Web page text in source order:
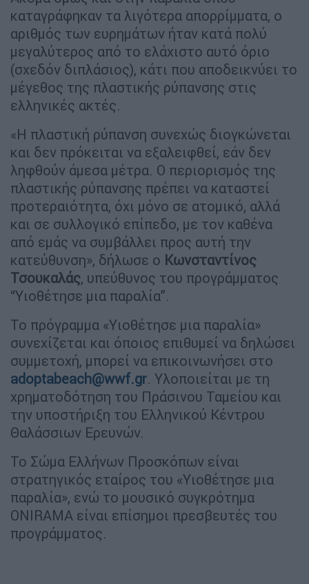
καταγράφηκαν τα λιγότερα απορρίμματα, ο
αριθμός των ευρημάτων ήταν κατά πολύ
μεγαλύτερος από το ελάχιστο αυτό όριο
(σχεδόν διπλάσιος), κάτι που αποδεικνύει το
μέγεθος της πλαστικής ρύπανσης στις
ελληνικές ακτές.
«Η πλαστική ρύπανση συνεχώς διογκώνεται
και δεν πρόκειται να εξαλειφθεί, εάν δεν
ληφθούν άμεσα μέτρα. Ο περιορισμός της
πλαστικής ρύπανσης πρέπει να καταστεί
προτεραιότητα, όχι μόνο σε ατομικό, αλλά
και σε συλλογικό επίπεδο, με τον καθένα
από εμάς να συμβάλλει προς αυτή την
κατεύθυνση», δήλωσε ο Κωνσταντίνος
Τσουκαλάς, υπεύθυνος του προγράμματος
“Υιοθέτησε μια παραλία”.
Το πρόγραμμα «Υιοθέτησε μια παραλία»
συνεχίζεται και όποιος επιθυμεί να δηλώσει
συμμετοχή, μπορεί να επικοινωνήσει στο
adoptabeach@wwf.gr. Υλοποιείται με τη
χρηματοδότηση του Πράσινου Ταμείου και
την υποστήριξη του Ελληνικού Κέντρου
Θαλάσσιων Ερευνών.
Το Σώμα Ελλήνων Προσκόπων είναι
στρατηγικός εταίρος του «Υιοθέτησε μια
παραλία», ενώ το μουσικό συγκρότημα
ONIRAMA είναι επίσημοι πρεσβευτές του
προγράμματος.